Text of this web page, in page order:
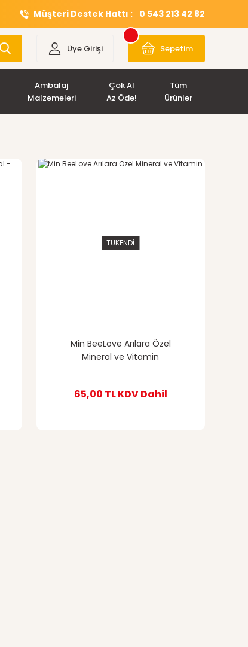
Müşteri Destek Hattı : 0 543 213 42 82
Üye Girişi Sepetim
Ambalaj
Malzemeleri
Çok Al
Az Öde!
Tüm
Ürünler
TÜKENDİ
Min BeeLove Arılara Özel
Mineral ve Vitamin
65,00 TLKDV Dahil